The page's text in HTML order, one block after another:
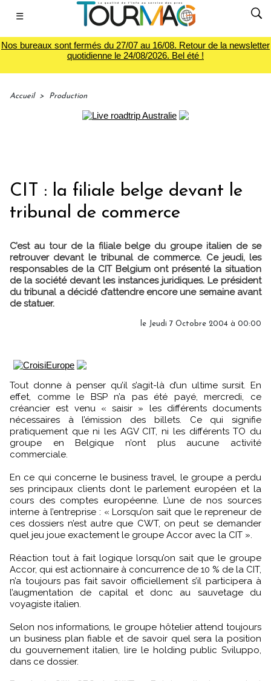
☰
Nos bureaux sont fermés du 27/07 au 16/08. Retour de la newsletter
quotidienne le 24/08/2026. Bel été !
Accueil > Production
CIT : la filiale belge devant le
tribunal de commerce
C’est au tour de la filiale belge du groupe italien de se
retrouver devant le tribunal de commerce. Ce jeudi, les
responsables de la CIT Belgium ont présenté la situation
de la société devant les instances juridiques. Le président
du tribunal a décidé d’attendre encore une semaine avant
de statuer.
le Jeudi 7 Octobre 2004 à 00:00
Tout donne à penser qu’il s’agit-là d’un ultime sursit. En
effet, comme le BSP n’a pas été payé, mercredi, ce
créancier est venu « saisir » les différents documents
nécessaires à l’émission des billets. Ce qui signifie
pratiquement que ni les AGV CIT, ni les différents TO du
groupe en Belgique n’ont plus aucune activité
commerciale.
En ce qui concerne le business travel, le groupe a perdu
ses principaux clients dont le parlement européen et la
cours des comptes européenne. L’une de nos sources
interne à l’entreprise : « Lorsqu’on sait que le repreneur de
ces dossiers n’est autre que CWT, on peut se demander
quel jeu joue exactement le groupe Accor avec la CIT ».
Réaction tout à fait logique lorsqu’on sait que le groupe
Accor, qui est actionnaire à concurrence de 10 % de la CIT,
n’a toujours pas fait savoir officiellement s’il participera à
l’augmentation de capital et donc au sauvetage du
voyagiste italien.
Selon nos informations, le groupe hôtelier attend toujours
un business plan fiable et de savoir quel sera la position
du gouvernement italien, lire le holding public Sviluppo,
dans ce dossier.